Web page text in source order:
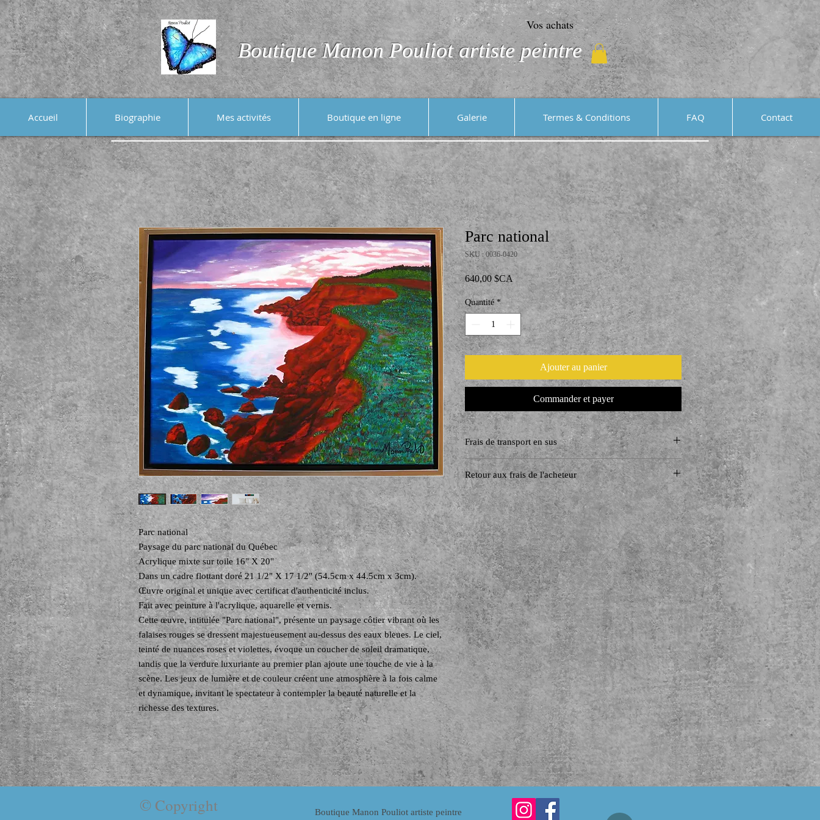
Vos achats
Boutique Manon Pouliot artiste peintre
Accueil Biographie Mes activités Boutique en ligne Galerie Termes & Conditions FAQ Contact
Parc national
Paysage du parc national du Québec
Acrylique mixte sur toile 16" X 20"
Dans un cadre flottant doré 21 1/2" X 17 1/2" (54.5cm x 44.5cm x 3cm).
Œuvre original et unique avec certificat d'authenticité inclus.
Fait avec peinture à l'acrylique, aquarelle et vernis.
Cette œuvre, intitulée "Parc national", présente un paysage côtier vibrant où les
falaises rouges se dressent majestueusement au-dessus des eaux bleues. Le ciel,
teinté de nuances roses et violettes, évoque un coucher de soleil dramatique,
tandis que la verdure luxuriante au premier plan ajoute une touche de vie à la
scène. Les jeux de lumière et de couleur créent une atmosphère à la fois calme
et dynamique, invitant le spectateur à contempler la beauté naturelle et la
richesse des textures.
Parc national
SKU : 0036-0420
640,00 $CAPrix
Quantité *
Ajouter au panier
Commander et payer
Frais de transport en sus
Retour aux frais de l'acheteur
© Copyright Boutique Manon Pouliot artiste peintre